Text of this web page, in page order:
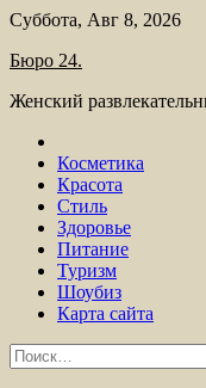
Skip
content
Суббота, Авг 8, 2026
Бюро 24.
Женский
Косметика
Красота
Стиль
Здоровье
Питание
Туризм
Шоубиз
Карта сайта
Найти: